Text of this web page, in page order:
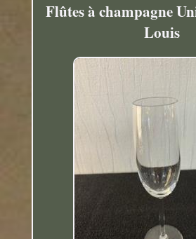
Flûtes à champagne
Louis